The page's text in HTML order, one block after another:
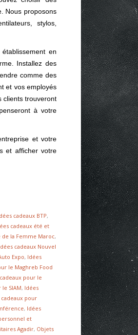
Nous proposons
stylos,
en
Installez des
comme des
et vos employés
clients trouveront
à votre
et votre
et afficher votre
cadeaux BTP,
cadeaux été et
de la Femme Maroc,
cadeaux Nouvel
Expo, Idées
le Maghreb Food
pour le
le SIAM, Idées
cadeaux pour
, Idées
et
Agadir, Objets